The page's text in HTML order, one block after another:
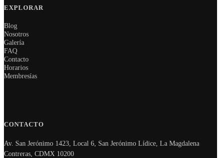
EXPLORAR
Blog
Nosotros
Galería
FAQ
Contacto
Horarios
Membresías
CONTACTO
Av. San Jerónimo 1423, Local 6, San Jerónimo Lídice, La Magdalena
Contreras, CDMX 10200